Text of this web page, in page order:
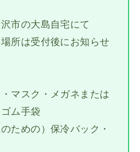
の大島自宅にて
付後にお知らせ
マスク・メガネまたは
ム手袋
の）保冷バック・